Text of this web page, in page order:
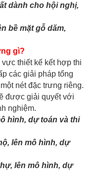
dành cho hội nghị,
bề mặt gỗ dăm,
gì?
thiết kế kết hợp thi
các giải pháp tổng
nét đặc trưng riêng.
được giải quyết với
nghiệm.
hình, dự toán và thi
lên mô hình, dự
lên mô hình, dự